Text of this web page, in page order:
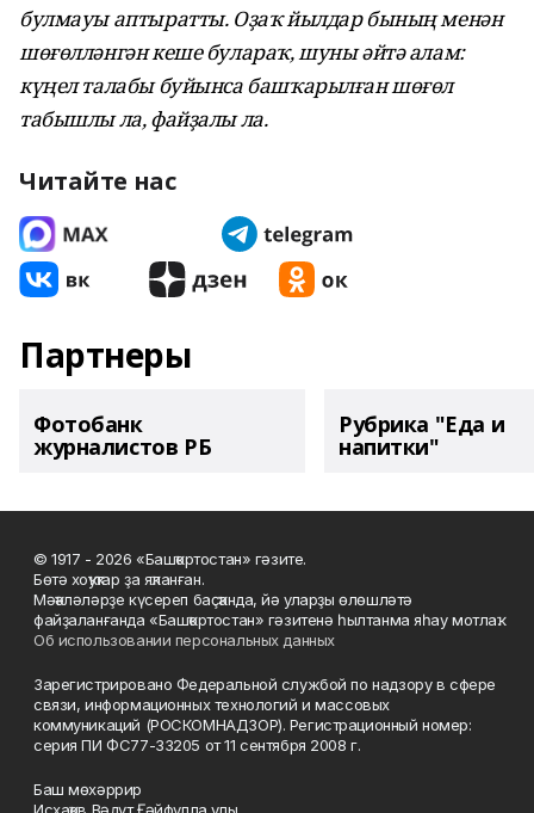
булмауы аптыратты. Оҙаҡ йылдар бының менән
шөғөлләнгән кеше булараҡ, шуны әйтә алам:
күңел талабы буйынса башҡарылған шөғөл
табышлы ла, файҙалы ла.
Читайте нас
Партнеры
Фотобанк
журналистов РБ
Рубрика "Еда и
напитки"
© 1917 - 2026 «Башҡортостан» гәзите.
Бөтә хоҡуҡтар ҙа яҡланған.
Мәҡәләләрҙе күсереп баҫҡанда, йә уларҙы өлөшләтә
файҙаланғанда «Башҡортостан» гәзитенә һылтанма яһау мотлаҡ.
Об использовании персональных данных
Зарегистрировано Федеральной службой по надзору в сфере
связи, информационных технологий и массовых
коммуникаций (РОСКОМНАДЗОР). Регистрационный номер:
серия ПИ ФС77-33205 от 11 сентября 2008 г.
Баш мөхәррир